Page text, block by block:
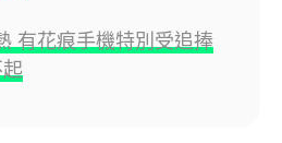
有花痕手機特別受追捧